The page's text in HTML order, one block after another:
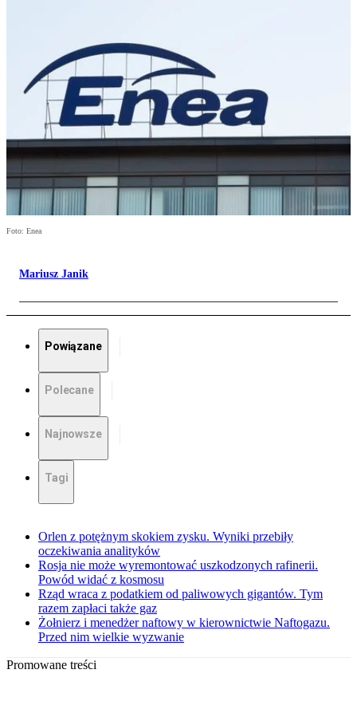
Foto: Enea
Mariusz Janik
Powiązane
Polecane
Najnowsze
Tagi
Orlen z potężnym skokiem zysku. Wyniki przebiły
oczekiwania analityków
Rosja nie może wyremontować uszkodzonych rafinerii.
Powód widać z kosmosu
Rząd wraca z podatkiem od paliwowych gigantów. Tym
razem zapłaci także gaz
Żołnierz i menedżer naftowy w kierownictwie Naftogazu.
Przed nim wielkie wyzwanie
Promowane treści